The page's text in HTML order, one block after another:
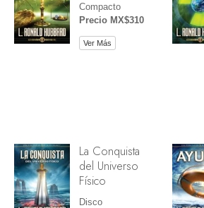
Compacto
Precio MX$310
Ver Más
La Conquista
del Universo
Físico
Disco